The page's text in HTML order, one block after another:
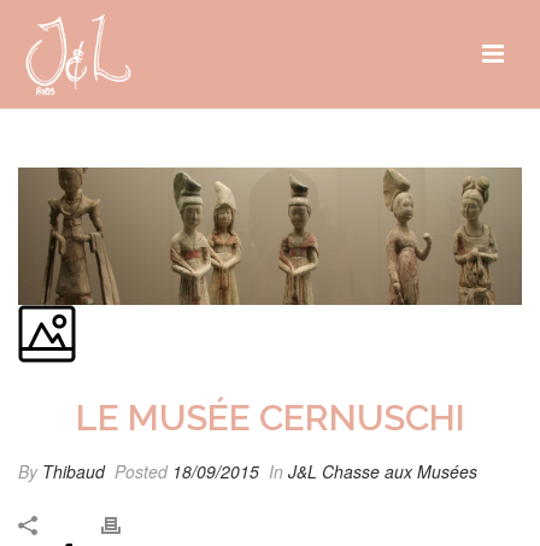
LE MUSÉE CERNUSCHI
By Thibaud Posted 18/09/2015 In J&L Chasse aux Musées